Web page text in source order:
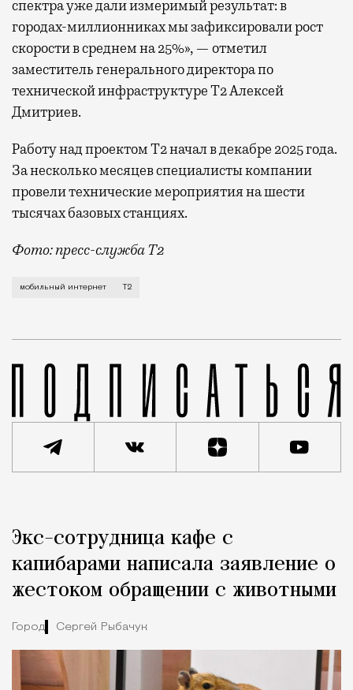
спектра уже дали измеримый результат: в
городах-миллионниках мы зафиксировали рост
скорости в среднем на 25%», — отметил
заместитель генерального директора по
технической инфраструктуре Т2 Алексей
Дмитриев.
Работу над проектом Т2 начал в декабре 2025 года.
За несколько месяцев специалисты компании
провели технические мероприятия на шести
тысячах базовых станциях.
Фото: пресс-служба Т2
Мобильный оператор Т2 завершил работы по
мобильный интернет Т2
Город
Экс-сотрудница кафе с
капибарами написала заявление о
жестоком обращении с животными
Город Сергей Рыбачук